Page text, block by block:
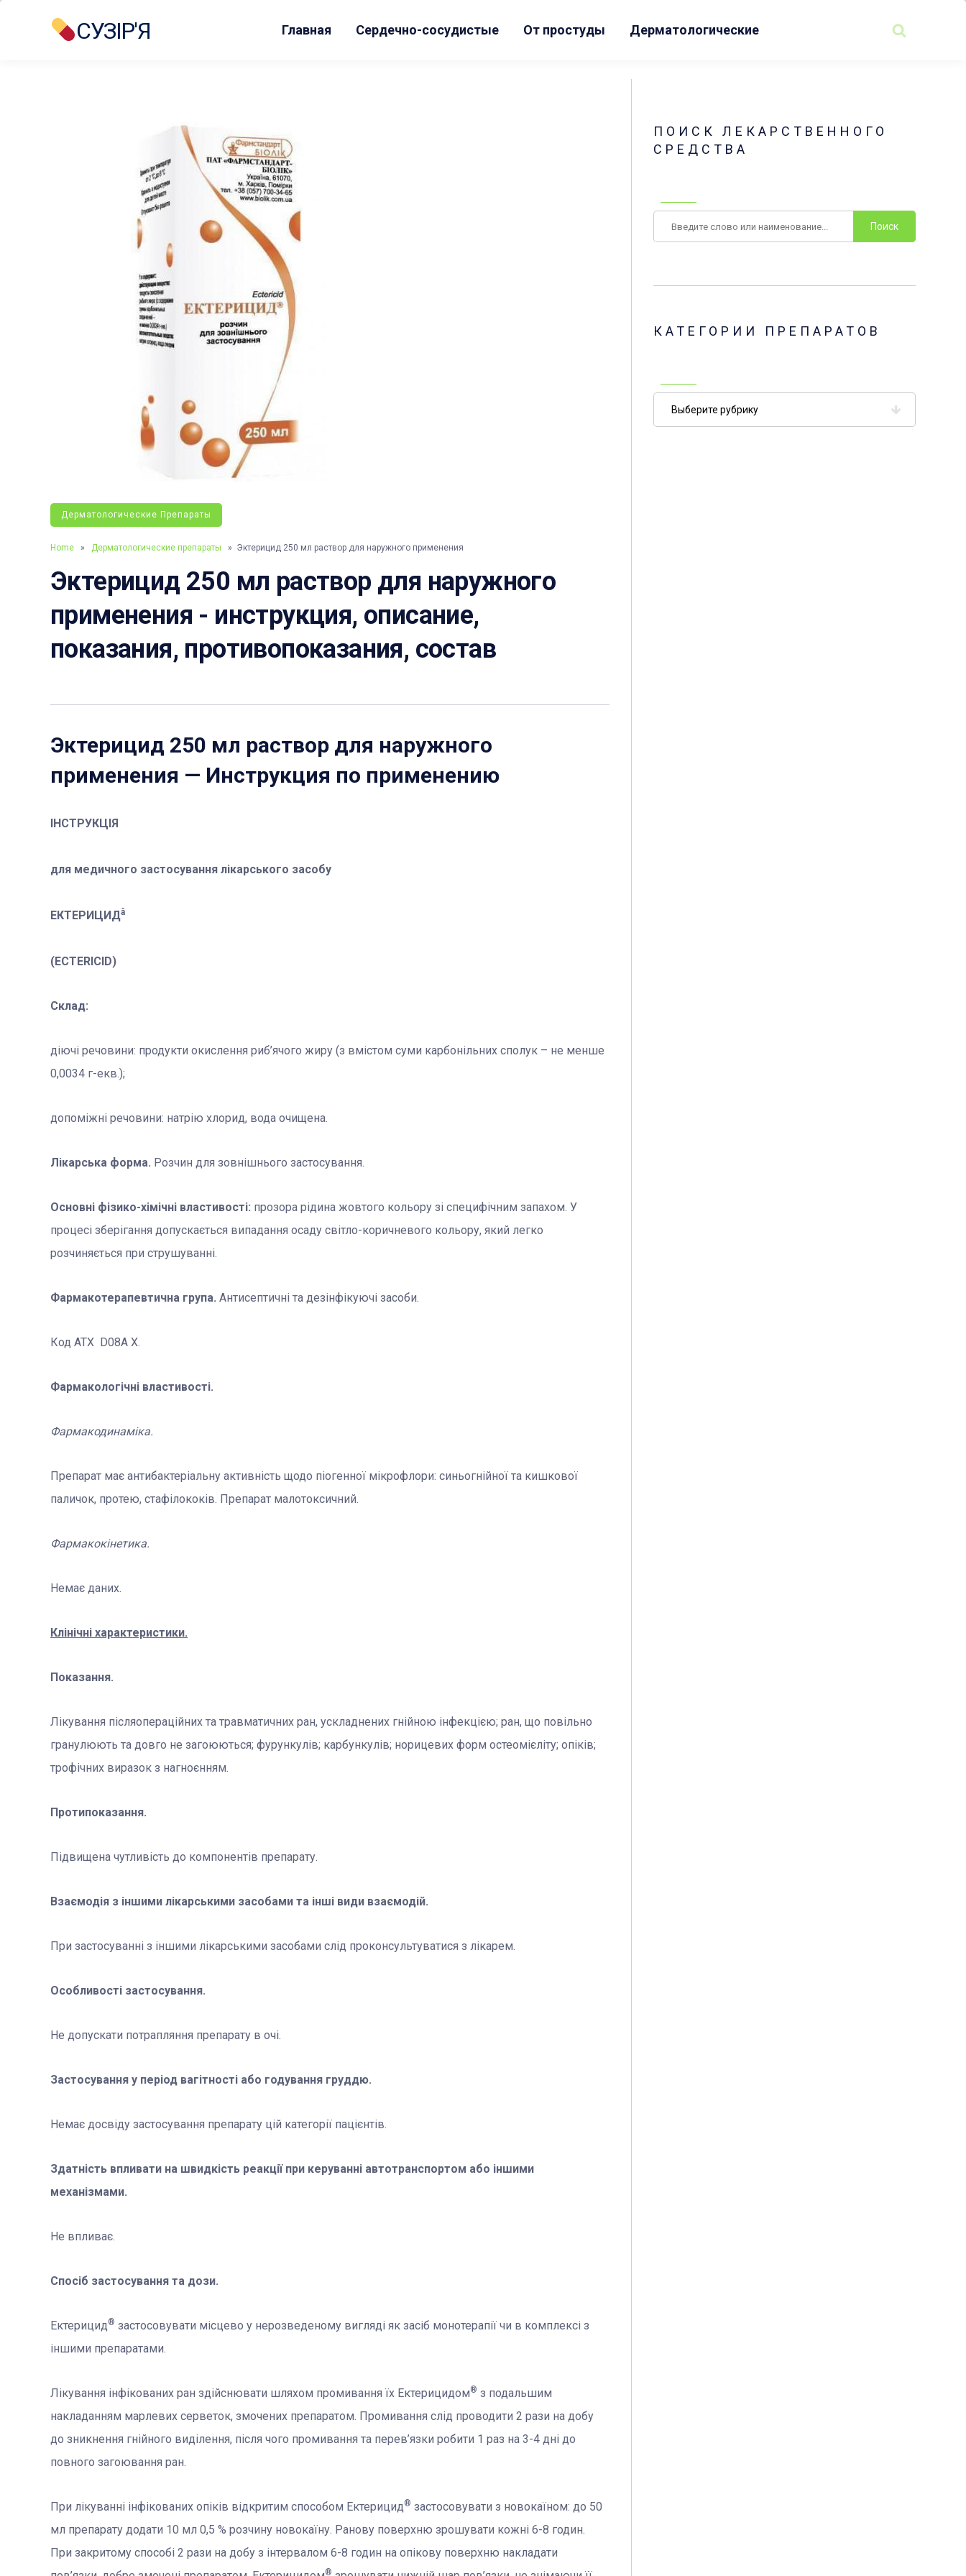
СУЗІР'Я Главная Сердечно-сосудистые От простуды Дерматологические
Дерматологические Препараты
Home » Дерматологические препараты » Эктерицид 250 мл раствор для наружного применения
Эктерицид 250 мл раствор для наружного
применения - инструкция, описание,
показания, противопоказания, состав
Эктерицид 250 мл раствор для наружного
применения — Инструкция по применению
IНСТРУКЦIЯ
для медичного застосування лікарського засобу
ЕКТЕРИЦИДâ
(ECTERICID)
Склад:
діючі речовини: продукти окислення риб’ячого жиру (з вмістом суми карбонільних сполук – не менше
0,0034 г-екв.);
допоміжні речовини: натрію хлорид, вода очищена.
Лікарська форма. Розчин для зовнішнього застосування.
Основні фізико-хімічні властивості: прозора рідина жовтого кольору зі специфічним запахом. У
процесі зберігання допускається випадання осаду світло-коричневого кольору, який легко
розчиняється при струшуванні.
Фармакотерапевтична група. Антисептичні та дезінфікуючі засоби.
Код АТХ D08А Х.
Фармакологічні властивості.
Фармакодинаміка.
Препарат має антибактеріальну активність щодо піогенної мікрофлори: синьогнійної та кишкової
паличок, протею, стафілококів. Препарат малотоксичний.
Фармакокінетика.
Немає даних.
Клінічні характеристики.
Показання.
Лікування післяопераційних та травматичних ран, ускладнених гнійною інфекцією; ран, що повільно
гранулюють та довго не загоюються; фурункулів; карбункулів; норицевих форм остеомієліту; опіків;
трофічних виразок з нагноєнням.
Протипоказання.
Підвищена чутливість до компонентів препарату.
Взаємодія з іншими лікарськими засобами та інші види взаємодій.
При застосуванні з іншими лікарськими засобами слід проконсультуватися з лікарем.
Особливості застосування.
Не допускати потрапляння препарату в очі.
Застосування у період вагітності або годування груддю.
Немає досвіду застосування препарату цій категорії пацієнтів.
Здатність впливати на швидкість реакції при керуванні автотранспортом або іншими
механізмами.
Не впливає.
Спосіб застосування та дози.
Ектерицид® застосовувати місцево у нерозведеному вигляді як засіб монотерапії чи в комплексі з
іншими препаратами.
Лікування інфікованих ран здійснювати шляхом промивання їх Ектерицидом® з подальшим
накладанням марлевих серветок, змочених препаратом. Промивання слід проводити 2 рази на добу
до зникнення гнійного виділення, після чого промивання та перев’язки робити 1 раз на 3-4 дні до
повного загоювання ран.
При лікуванні інфікованих опіків відкритим способом Ектерицид® застосовувати з новокаїном: до 50
мл препарату додати 10 мл 0,5 % розчину новокаїну. Ранову поверхню зрошувати кожні 6-8 годин.
При закритому способі 2 рази на добу з інтервалом 6-8 годин на опікову поверхню накладати
®
ПОИСК ЛЕКАРСТВЕННОГО
СРЕДСТВА
КАТЕГОРИИ ПРЕПАРАТОВ
препаратов